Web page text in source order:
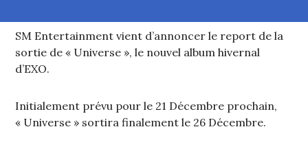
SM Entertainment vient d’annoncer le report de la
sortie de « Universe », le nouvel album hivernal
d’EXO.
Initialement prévu pour le 21 Décembre prochain,
« Universe » sortira finalement le 26 Décembre.